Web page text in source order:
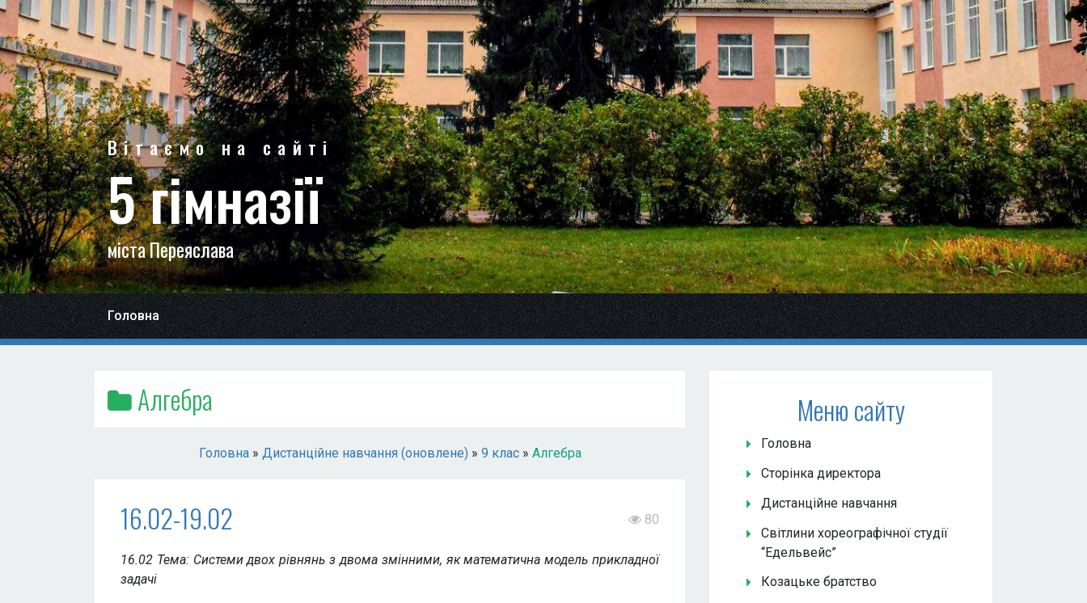
Вітаємо на сайті
5 гімназії
міста Переяслава
Головна
Алгебра
Головна» Дистанційне навчання (оновлене) » 9 клас» Алгебра
16.02-19.02 80
16.02 Тема: Системи двох рівнянь з двома змінними, як математична модель прикладної
задачі
Меню сайту
Головна
Сторінка директора
Дистанційне навчання
Світлини хореографічної студії
“Едельвейс”
Козацьке братство